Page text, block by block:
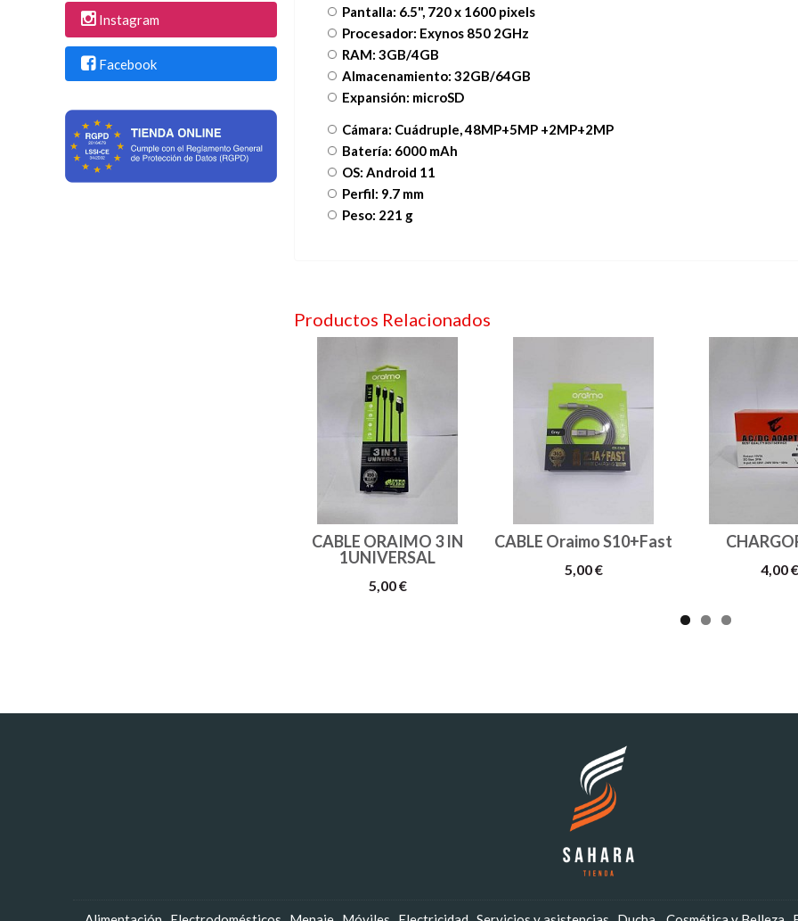
Instagram
Facebook
Pantalla: 6.5", 720 x 1600 pixels
Procesador: Exynos 850 2GHz
RAM: 3GB/4GB
Almacenamiento: 32GB/64GB
Expansión: microSD
Cámara: Cuádruple, 48MP+5MP +2MP+2MP
Batería: 6000 mAh
OS: Android 11
Perfil: 9.7 mm
Peso: 221 g
Productos Relacionados
CABLE ORAIMO 3 IN
1UNIVERSAL
5,00 €
CABLE Oraimo S10+Fast
5,00 € 4,00 €